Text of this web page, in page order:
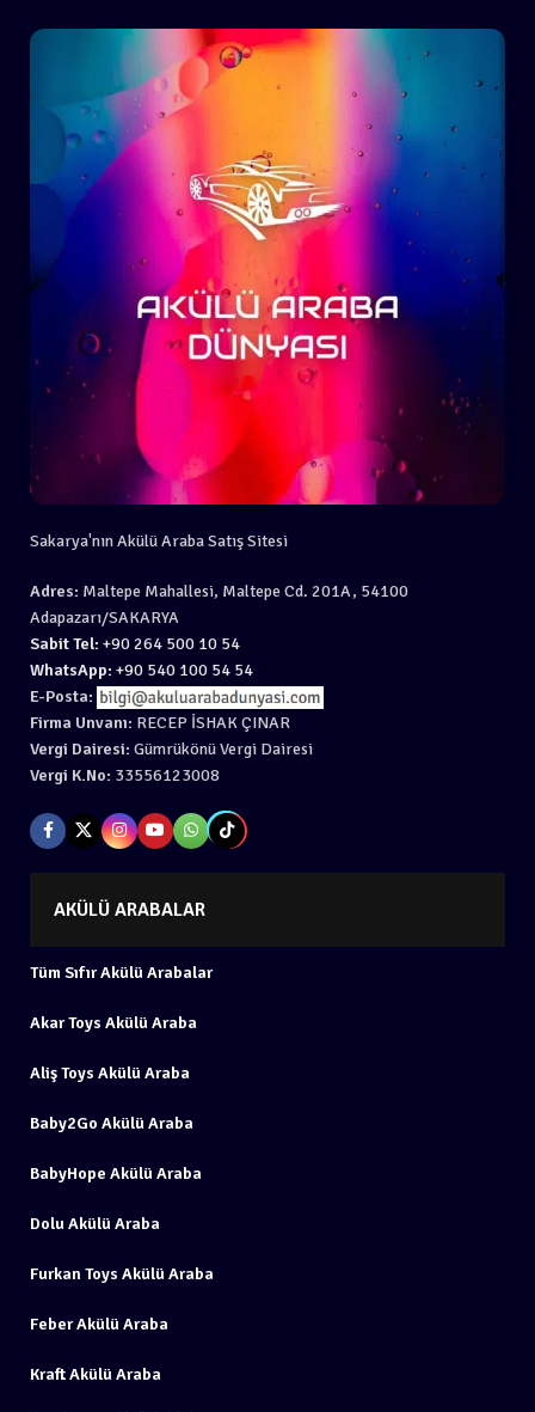
Sakarya'nın Akülü Araba Satış Sitesi
Adres: Maltepe Mahallesi, Maltepe Cd. 201A, 54100
Adapazarı/SAKARYA
Sabit Tel: +90 264 500 10 54
WhatsApp: +90 540 100 54 54
E-Posta:
Firma Unvanı: RECEP İSHAK ÇINAR
Vergi Dairesi: Gümrükönü Vergi Dairesi
Vergi K.No: 33556123008
AKÜLÜ ARABALAR
Tüm Sıfır Akülü Arabalar
Akar Toys Akülü Araba
Aliş Toys Akülü Araba
Baby2Go Akülü Araba
BabyHope Akülü Araba
Dolu Akülü Araba
Furkan Toys Akülü Araba
Feber Akülü Araba
Kraft Akülü Araba